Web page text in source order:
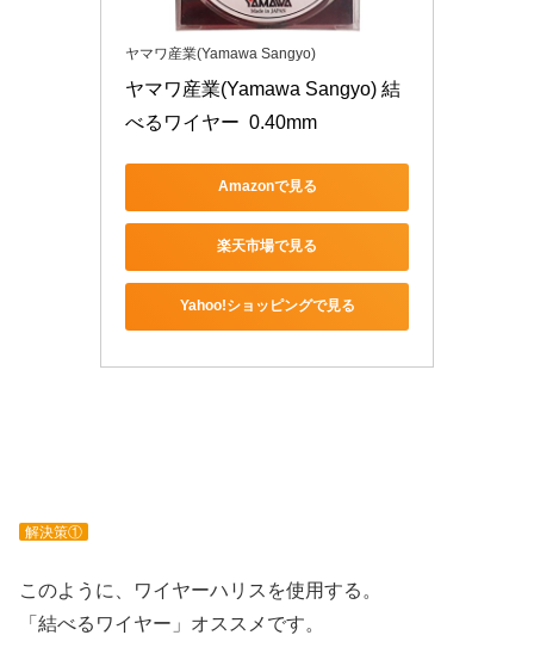
ヤマワ産業(Yamawa Sangyo)
ヤマワ産業(Yamawa Sangyo) 結
べるワイヤー  0.40mm
Amazonで見る
楽天市場で見る
Yahoo!ショッピングで見る
解決策①
このように、ワイヤーハリスを使用する。
「結べるワイヤー」オススメです。